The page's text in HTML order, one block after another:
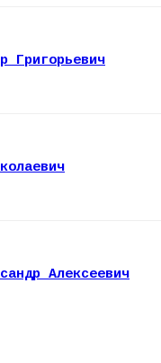
Григорьевич
Алексеевич